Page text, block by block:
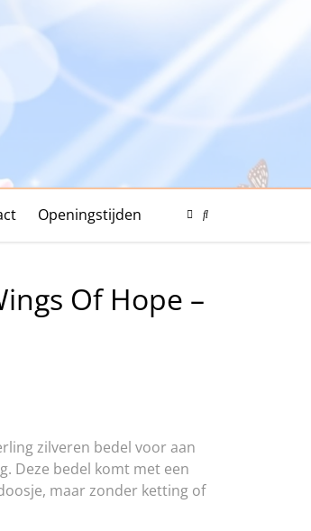
Openingstijden
Color
Of Hope –
zilveren bedel voor aan
Deze bedel komt met een
maar zonder ketting of